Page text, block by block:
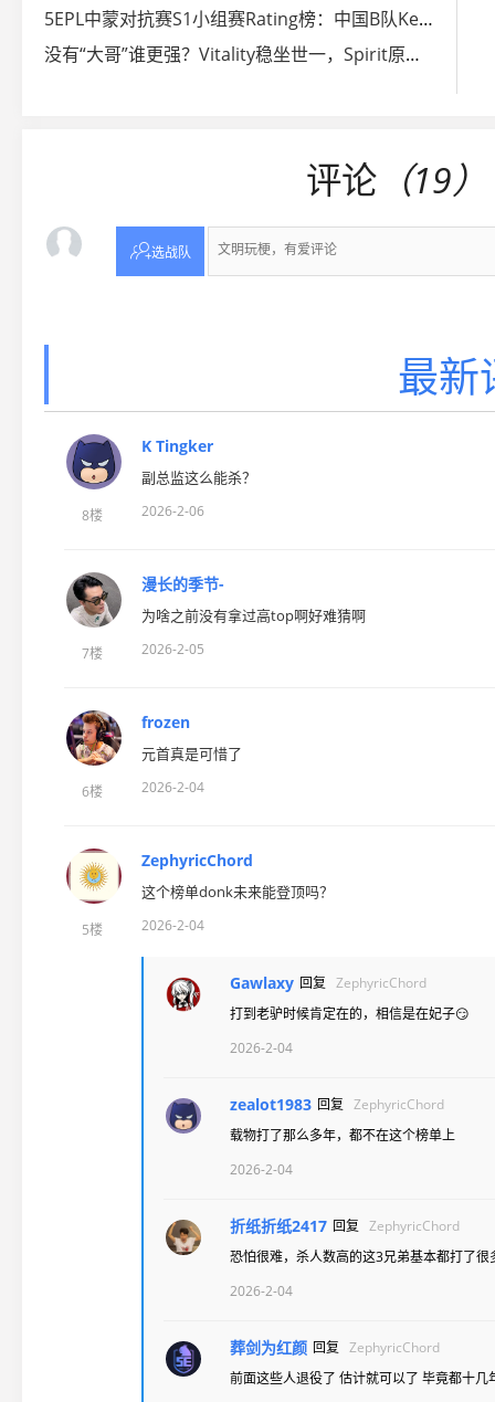
5EPL中蒙对抗赛S1小组赛Rating榜：中国B队Key断档第一
没有“大哥”谁更强？Vitality稳坐世一，Spirit原形毕露
评论 （19）
选战队
最新
8楼
K Tingker
副总监这么能杀？
2026-2-06
7楼
漫长的季节-
为啥之前没有拿过高top啊好难猜啊
2026-2-05
6楼
frozеn
元首真是可惜了
2026-2-04
5楼
ZephyricChord
这个榜单donk未来能登顶吗？
2026-2-04
Gawlaxy 回复 ZephyricChord
打到老驴时候肯定在的，相信是在妃子😏
2026-2-04
zealot1983 回复 ZephyricChord
载物打了那么多年，都不在这个榜单上
2026-2-04
折纸折纸2417 回复 ZephyricChord
恐怕很难，杀人数高的这3兄弟基本都打了
2026-2-04
葬剑为红颜 回复 ZephyricChord
前面这些人退役了 估计就可以了 毕竟都十几